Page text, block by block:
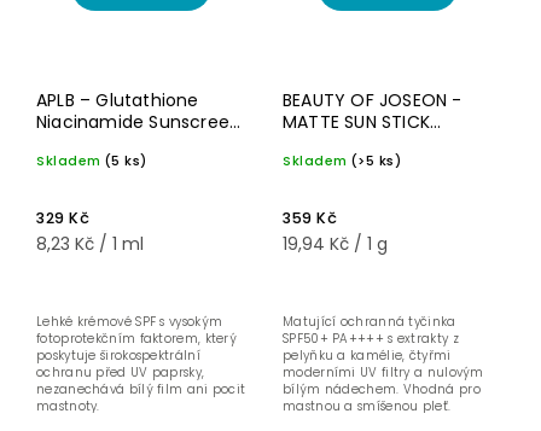
APLB – Glutathione
Niacinamide Sunscreen
Hydratační a
krém – 40 ml
Skladem (5 ks)
329 Kč
8,23 Kč / 1 ml
Lehké krémové SPF s vysokým
fotoprotekčním faktorem, který
poskytuje širokospektrální
ochranu před UV paprsky,
nezanechává bílý film ani pocit
mastnoty.
BEAUTY OF JOSEON -
MATTE SUN STICK
SPF50+ - SPF tyčinka s
SPF50+ 18 g
Skladem (>5 ks)
359 Kč
19,94 Kč / 1 g
Matující ochranná tyčinka
SPF50+ PA++++ s extrakty z
pelyňku a kamélie, čtyřmi
moderními UV filtry a nulovým
bílým nádechem. Vhodná pro
mastnou a smíšenou pleť.